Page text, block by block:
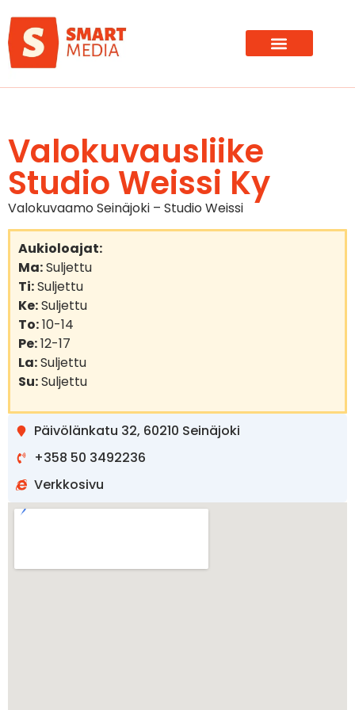
Valokuvausliike
Studio Weissi Ky
Valokuvaamo Seinäjoki – Studio Weissi
Aukioloajat:
Ma:Suljettu
Ti:Suljettu
Ke:Suljettu
To:10-14
Pe:12-17
La:Suljettu
Su:Suljettu
Päivölänkatu 32, 60210 Seinäjoki
+358 50 3492236
Verkkosivu